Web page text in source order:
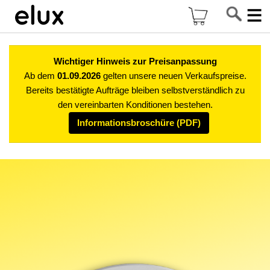
Mein
Wichtiger Hinweis zur Preisanpassung
Ab dem 01.09.2026gelten unsere neuen Verkaufspreise.
Bereits bestätigte Aufträge bleiben selbstverständlich zu
den vereinbarten Konditionen bestehen.
Informationsbroschüre (PDF)